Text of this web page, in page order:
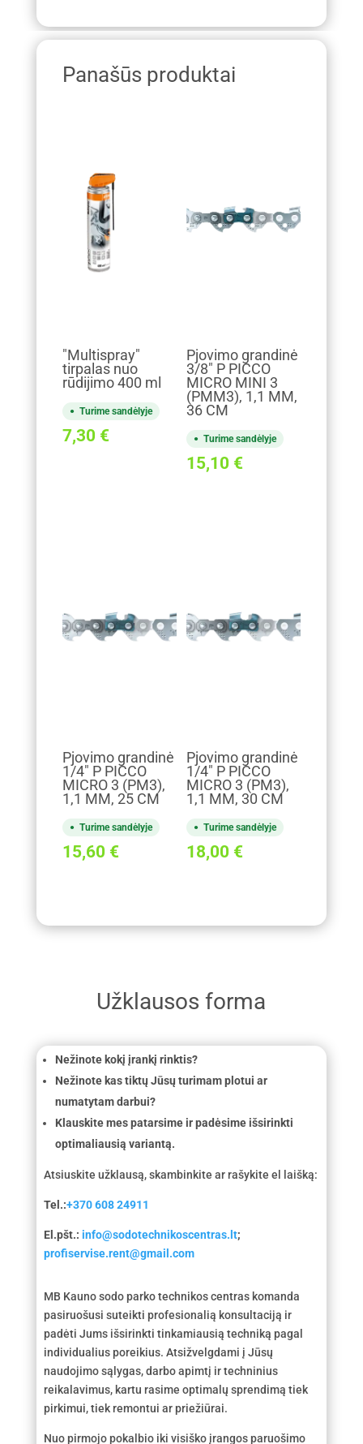
Panašūs produktai
"Multispray"
tirpalas nuo
rūdijimo 400 ml
Turime sandėlyje
7,30 €
Pjovimo grandinė
3/8" P PICCO
MICRO MINI 3
(PMM3), 1,1 MM,
36 CM
Turime sandėlyje
15,10 €
Pjovimo grandinė
1/4" P PICCO
MICRO 3 (PM3),
1,1 MM, 25 CM
Turime sandėlyje
15,60 €
Pjovimo grandinė
1/4" P PICCO
MICRO 3 (PM3),
1,1 MM, 30 CM
Turime sandėlyje
18,00 €
Užklausos forma
Nežinote kokį įrankį rinktis?
Nežinote kas tiktų Jūsų turimam plotui ar
numatytam darbui?
Klauskite mes patarsime ir padėsime išsirinkti
optimaliausią variantą.
Atsiuskite užklausą, skambinkite ar rašykite el laišką:
Tel.:+370 608 24911
El.pšt.: info@sodotechnikoscentras.lt;
profiservise.rent@gmail.com
MB Kauno sodo parko technikos centras komanda
pasiruošusi suteikti profesionalią konsultaciją ir
padėti Jums išsirinkti tinkamiausią techniką pagal
individualius poreikius. Atsižvelgdami į Jūsų
naudojimo sąlygas, darbo apimtį ir techninius
reikalavimus, kartu rasime optimalų sprendimą tiek
pirkimui, tiek remontui ar priežiūrai.
Nuo pirmojo pokalbio iki visiško įrangos paruošimo